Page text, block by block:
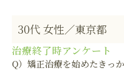
30代 女性／東京都
治療終了時アンケート
Q）矯正治療を始めたきっ